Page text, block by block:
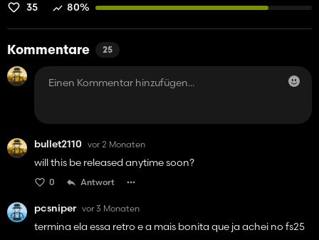
35 80%
Kommentare 25
bullet2110 vor 2 Monaten
will this be released anytime soon?
0 Antwort
pcsniper vor 3 Monaten
termina ela essa retro e a mais bonita que ja achei no fs25